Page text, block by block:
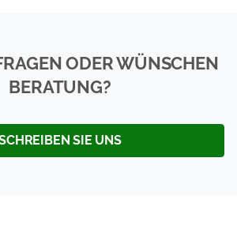
ODER WÜNSCHEN
BERATUNG?
SIE UNS